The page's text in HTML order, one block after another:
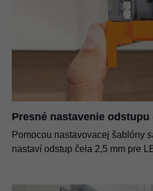
Presné nastavenie odstupu
Pomocou nastavovacej šablóny
nastaví odstup čela 2,5 mm pre